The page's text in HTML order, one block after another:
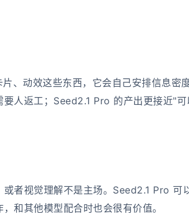
、动效这些东西，它会自己安排信息密
人返工；Seed2.1 Pro 的产出更接近"可
者视觉理解不是主场。Seed2.1 Pro 可
和其他模型配合时也会很有价值。